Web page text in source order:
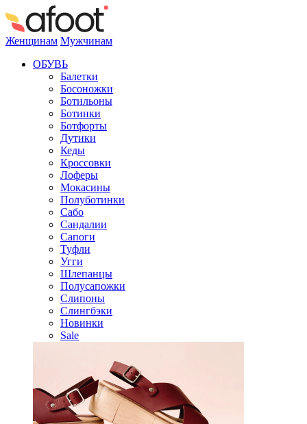
Женщинам Мужчинам
ОБУВЬ
Балетки
Босоножки
Ботильоны
Ботинки
Ботфорты
Дутики
Кеды
Кроссовки
Лоферы
Мокасины
Полуботинки
Сабо
Сандалии
Сапоги
Туфли
Угги
Шлепанцы
Полусапожки
Слипоны
Слингбэки
Новинки
Sale